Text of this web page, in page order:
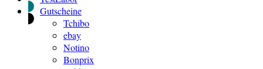
Gutscheine
Tchibo
ebay
Notino
Bonprix